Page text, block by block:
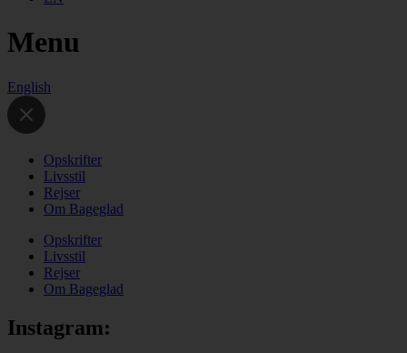
Menu
English
Opskrifter
Livsstil
Rejser
Om Bageglad
Opskrifter
Livsstil
Rejser
Om Bageglad
Instagram: